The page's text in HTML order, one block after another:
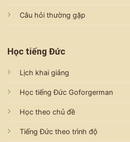
Câu hỏi thường gặp
Học tiếng Đức
Lịch khai giảng
Học tiếng Đức Goforgerman
Học theo chủ đề
Tiếng Đức theo trình độ